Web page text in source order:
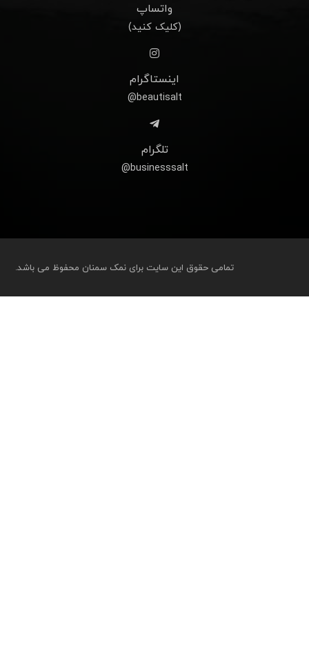
واتساپ
(کلیک کنید)
اینستاگرام
beautisalt@
تلگرام
businesssalt@
تمامی حقوق این سایت برای نمک سمنان محفوظ می باشد.